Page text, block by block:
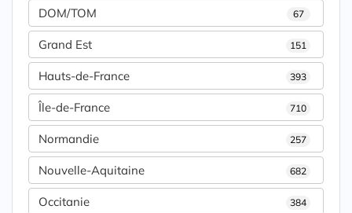
DOM/TOM 67
Grand Est 151
Hauts-de-France 393
Île-de-France 710
Normandie 257
Nouvelle-Aquitaine 682
Occitanie 384